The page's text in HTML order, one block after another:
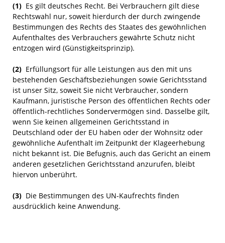
(1) Es gilt deutsches Recht. Bei Verbrauchern gilt diese
Rechtswahl nur, soweit hierdurch der durch zwingende
Bestimmungen des Rechts des Staates des gewöhnlichen
Aufenthaltes des Verbrauchers gewährte Schutz nicht
entzogen wird (Günstigkeitsprinzip).
(2) Erfüllungsort für alle Leistungen aus den mit uns
bestehenden Geschäftsbeziehungen sowie Gerichtsstand
ist unser Sitz, soweit Sie nicht Verbraucher, sondern
Kaufmann, juristische Person des öffentlichen Rechts oder
öffentlich-rechtliches Sondervermögen sind. Dasselbe gilt,
wenn Sie keinen allgemeinen Gerichtsstand in
Deutschland oder der EU haben oder der Wohnsitz oder
gewöhnliche Aufenthalt im Zeitpunkt der Klageerhebung
nicht bekannt ist. Die Befugnis, auch das Gericht an einem
anderen gesetzlichen Gerichtsstand anzurufen, bleibt
hiervon unberührt.
(3) Die Bestimmungen des UN-Kaufrechts finden
ausdrücklich keine Anwendung.